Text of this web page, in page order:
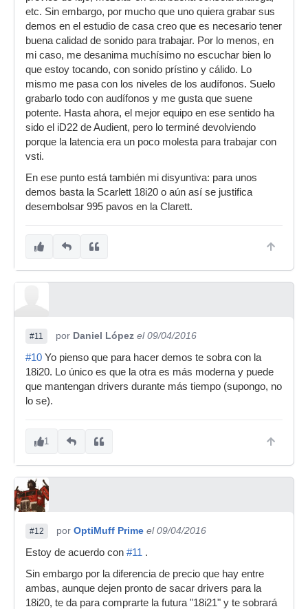
etc. Sin embargo, por mucho que uno quiera grabar sus
demos en el estudio de casa creo que es necesario tener
buena calidad de sonido para trabajar. Por lo menos, en
mi caso, me desanima muchísimo no escuchar bien lo
que estoy tocando, con sonido prístino y cálido. Lo
mismo me pasa con los niveles de los audífonos. Suelo
grabarlo todo con audífonos y me gusta que suene
potente. Hasta ahora, el mejor equipo en ese sentido ha
sido el iD22 de Audient, pero lo terminé devolviendo
porque la latencia era un poco molesta para trabajar con
vsti.
En ese punto está también mi disyuntiva: para unos
demos basta la Scarlett 18i20 o aún así se justifica
desembolsar 995 pavos en la Clarett.
#11 por Daniel López el 09/04/2016
#10 Yo pienso que para hacer demos te sobra con la
18i20. Lo único es que la otra es más moderna y puede
que mantengan drivers durante más tiempo (supongo, no
lo se).
1
#12 por OptiMuff Prime el 09/04/2016
Estoy de acuerdo con #11 .
Sin embargo por la diferencia de precio que hay entre
ambas, aunque dejen pronto de sacar drivers para la
18i20, te da para comprarte la futura "18i21" y te sobrará